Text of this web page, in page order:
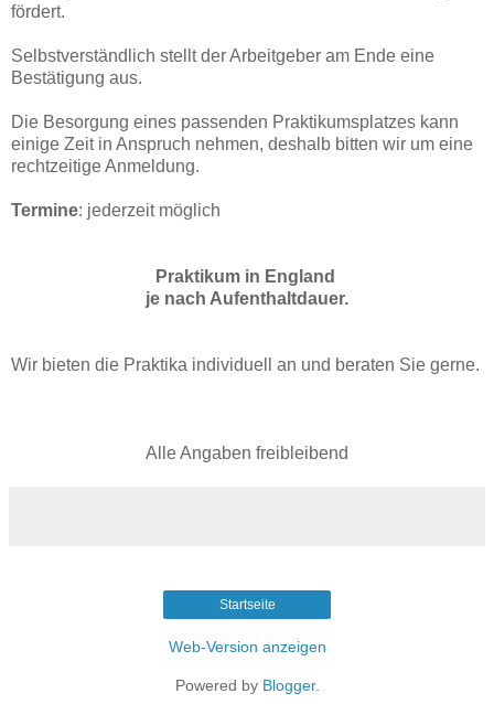
fördert.
Selbstverständlich stellt der Arbeitgeber am Ende eine
Bestätigung aus.
Die Besorgung eines passenden Praktikumsplatzes kann
einige Zeit in Anspruch nehmen, deshalb bitten wir um eine
rechtzeitige Anmeldung.
Termine: jederzeit möglich
Praktikum in England
je nach Aufenthaltdauer.
Wir bieten die Praktika individuell an und beraten Sie gerne.
Alle Angaben freibleibend
Startseite
Web-Version anzeigen
Powered by Blogger.